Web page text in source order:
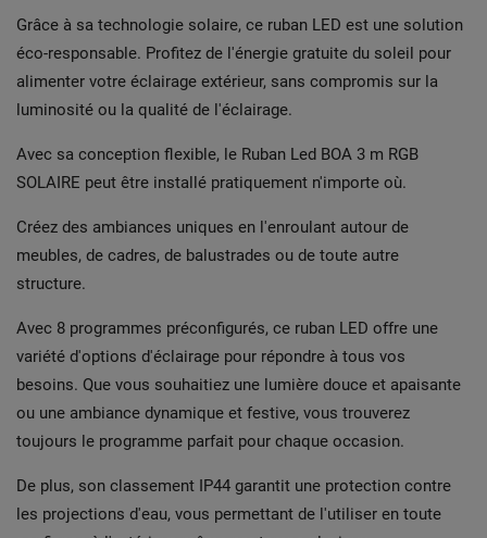
Grâce à sa technologie solaire, ce ruban LED est une solution
éco-responsable. Profitez de l'énergie gratuite du soleil pour
alimenter votre éclairage extérieur, sans compromis sur la
luminosité ou la qualité de l'éclairage.
Avec sa conception flexible, le Ruban Led BOA 3 m RGB
SOLAIRE peut être installé pratiquement n'importe où.
Créez des ambiances uniques en l'enroulant autour de
meubles, de cadres, de balustrades ou de toute autre
structure.
Avec 8 programmes préconfigurés, ce ruban LED offre une
variété d'options d'éclairage pour répondre à tous vos
besoins. Que vous souhaitiez une lumière douce et apaisante
ou une ambiance dynamique et festive, vous trouverez
toujours le programme parfait pour chaque occasion.
De plus, son classement IP44 garantit une protection contre
les projections d'eau, vous permettant de l'utiliser en toute